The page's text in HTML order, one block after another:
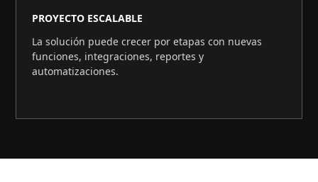
PROYECTO ESCALABLE
La solución puede crecer por etapas con nuevas
funciones, integraciones, reportes y
automatizaciones.